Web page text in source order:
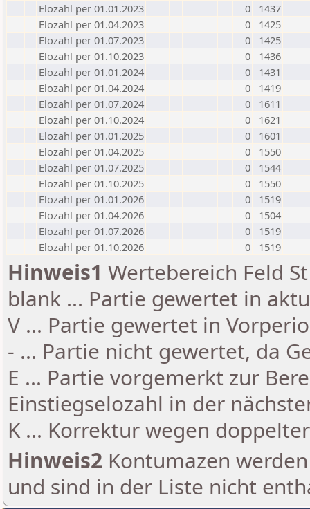
Elozahl per 01.01.2023
0
1437
Elozahl per 01.04.2023
0
1425
Elozahl per 01.07.2023
0
1425
Elozahl per 01.10.2023
0
1436
Elozahl per 01.01.2024
0
1431
Elozahl per 01.04.2024
0
1419
Elozahl per 01.07.2024
0
1611
Elozahl per 01.10.2024
0
1621
Elozahl per 01.01.2025
0
1601
Elozahl per 01.04.2025
0
1550
Elozahl per 01.07.2025
0
1544
Elozahl per 01.10.2025
0
1550
Elozahl per 01.01.2026
0
1519
Elozahl per 01.04.2026
0
1504
Elozahl per 01.07.2026
0
1519
Elozahl per 01.10.2026
0 1519
Hinweis1 Wertebereich Feld
blank ... Partie gewertet in
V ... Partie gewertet in
- ... Partie nicht gewertet, da
E ... Partie vorgemerkt zur
Einstiegselozahl in der
K ... Korrektur wegen
Hinweis2 Kontumazen
und sind in der Liste nicht